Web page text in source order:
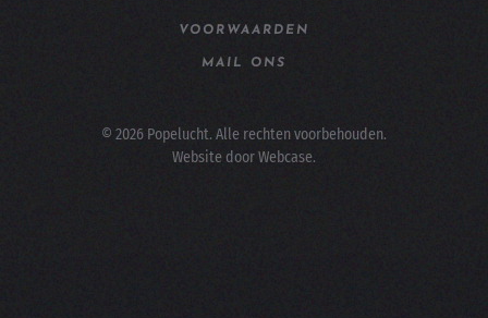
VOORWAARDEN
MAIL ONS
© 2026 Popelucht. Alle rechten voorbehouden.
Website doorWebcase.